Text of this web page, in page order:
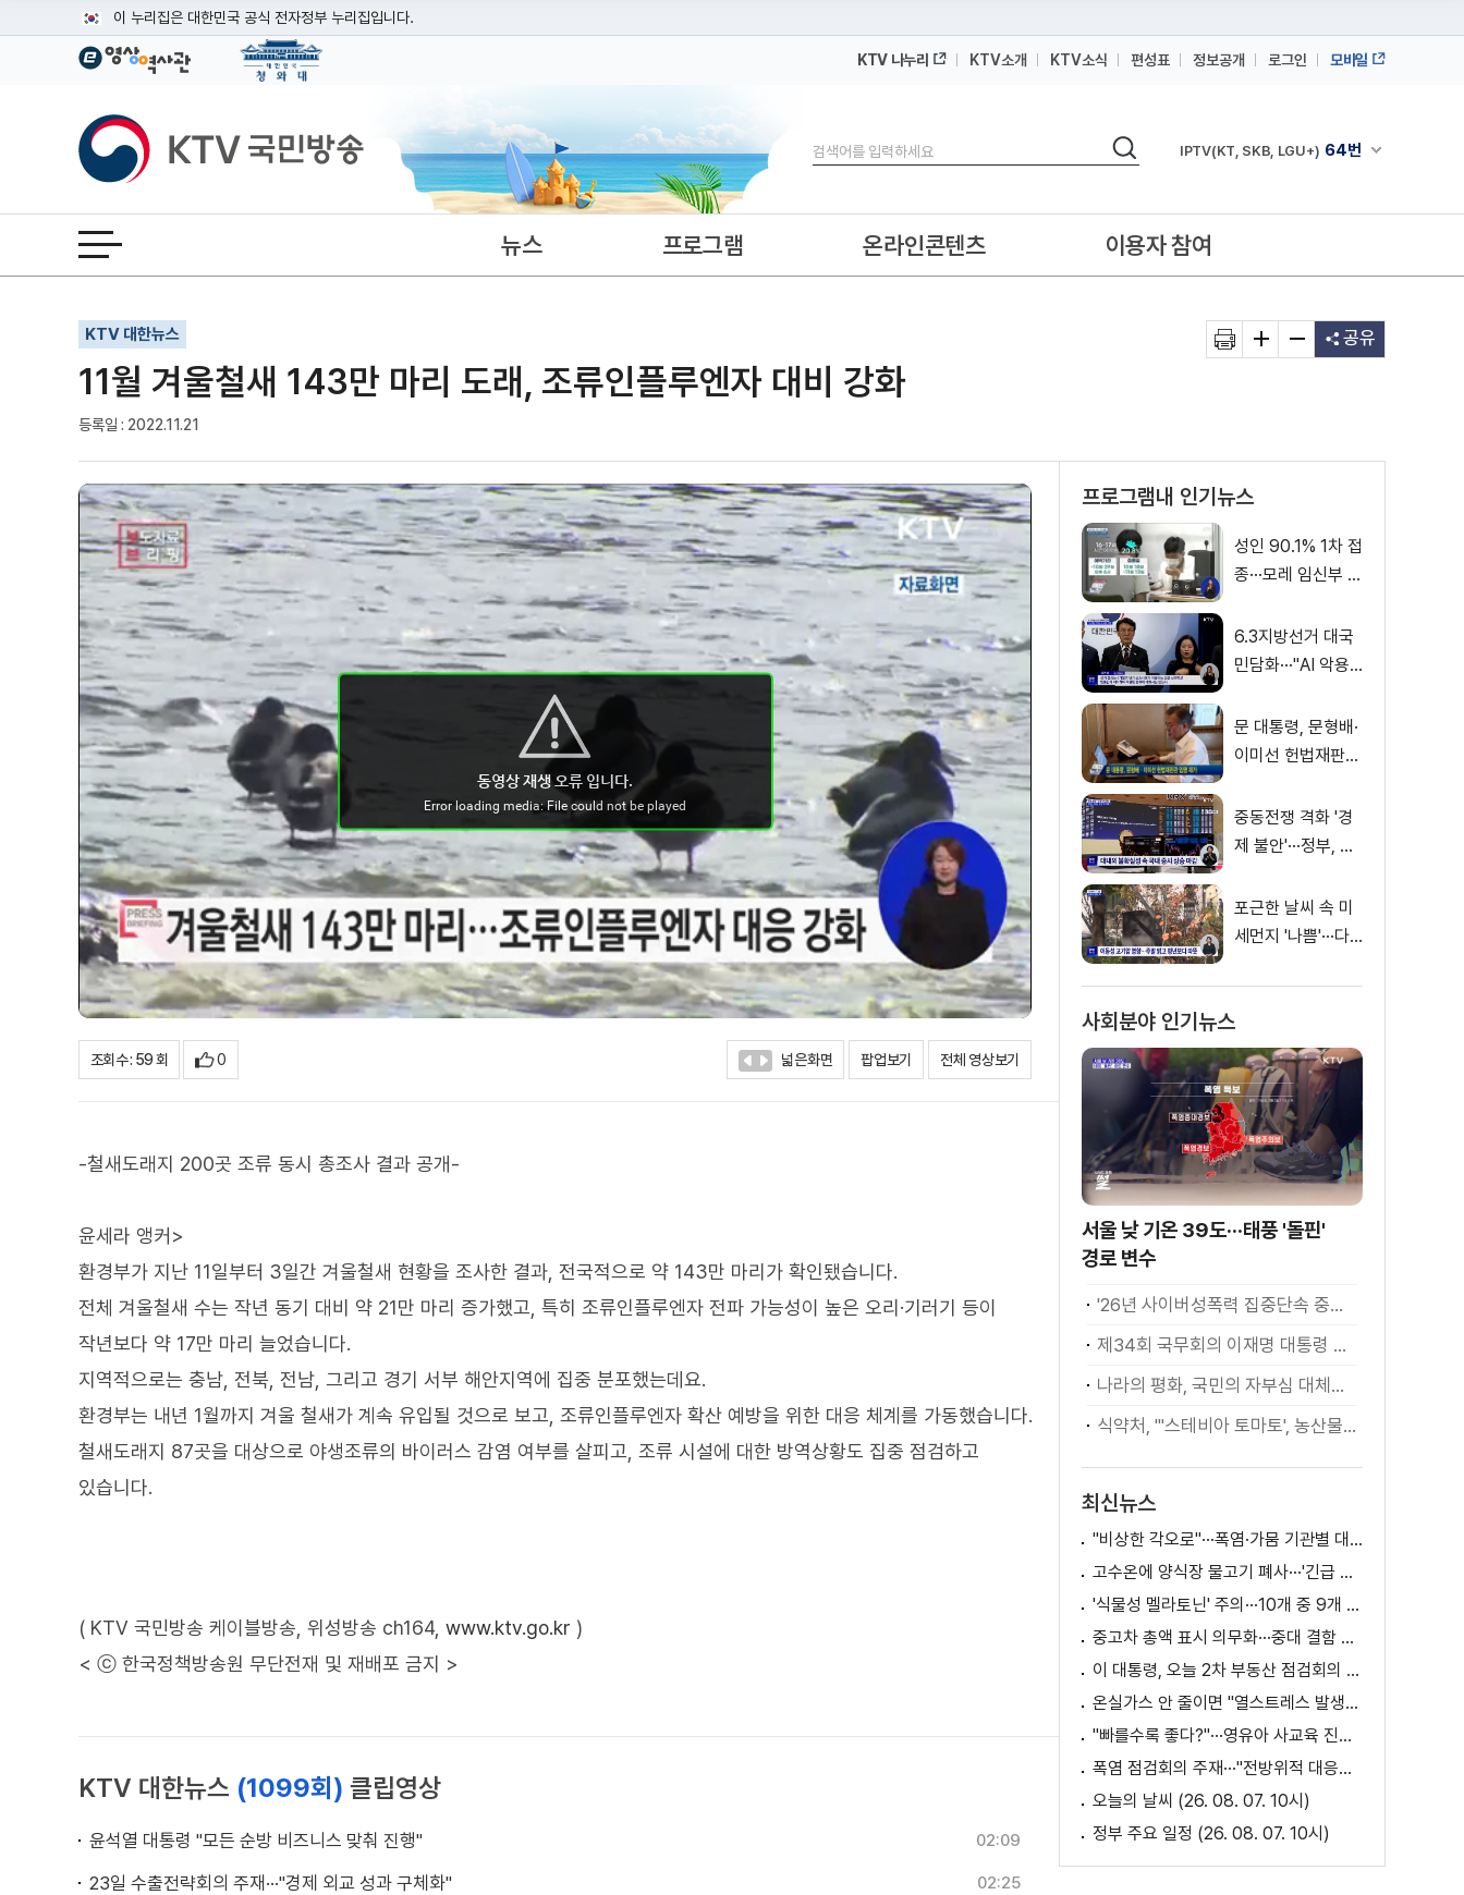
이 누리집은 대한민국 공식 전자정부 누리집입니다.
공식 누리집 주소 확인하기
이밖에 or.kr 또는 .kr등 다른 도메인 주소를 사용하고 있다면 아래 URL에서 도메인 주소를 확인해 보세요
운영중인 공식 누리집보기
KTV 나누리 KTV소개 KTV소식 편성표 정보공개 로그인 모바일
KTV국민방송
검색
검색 채널안내 펼쳐
IPTV(KT, SKB, LGU+) 64번
IPTV(KT, SKB, LGU+)
전체메뉴 열기 뉴스 프로그램 온라인콘텐츠 이용자 참여
KTV 대한뉴스
11월 겨울철새 143만 마리 도래, 조류인플루엔자 대비 강화
등록일 : 2022.11.21
기사인쇄
글자확대
글자축소 공유
조회수 : 59 회 0 넓은화면 팝업보기 전체 영상보기
-철새도래지 200곳 조류 동시 총조사 결과 공개-
윤세라 앵커>
환경부가 지난 11일부터 3일간 겨울철새 현황을 조사한 결과, 전국적으로 약 143만 마리가 확인됐습니다.
전체 겨울철새 수는 작년 동기 대비 약 21만 마리 증가했고, 특히 조류인플루엔자 전파 가능성이 높은 오리·기러기 등이
작년보다 약 17만 마리 늘었습니다.
지역적으로는 충남, 전북, 전남, 그리고 경기 서부 해안지역에 집중 분포했는데요.
환경부는 내년 1월까지 겨울 철새가 계속 유입될 것으로 보고, 조류인플루엔자 확산 예방을 위한 대응 체계를 가동했습니다.
철새도래지 87곳을 대상으로 야생조류의 바이러스 감염 여부를 살피고, 조류 시설에 대한 방역상황도 집중 점검하고
있습니다.
( KTV 국민방송 케이블방송, 위성방송 ch164, www.ktv.go.kr )
< ⓒ 한국정책방송원 무단전재 및 재배포 금지 >
KTV 대한뉴스 (1099회) 클립영상
윤석열 대통령 "모든 순방 비즈니스 맞춰 진행" 02:09
23일 수출전략회의 주재···"경제 외교 성과 구체화" 02:25
프로그램내 인기뉴스
성인 90.1% 1차 접
종···모레 임신부 사
6.3지방선거 대국
민담화···"AI 악용
문 대통령, 문형배·
이미선 헌법재판관
중동전쟁 격화 '경
제 불안'···정부, 금
소화
포근한 날씨 속 미
세먼지 '나쁨'···다
사회분야 인기뉴스
서울 낮 기온 39도···태풍 '돌핀'
경로 변수
'26년 사이버성폭력 집중단속 중간성과 발표···향후 추진계획은?
제34회 국무회의 이재명 대통령 모두발언
나라의 평화, 국민의 자부심 대체불가 대한민국 이재명 대통령 모두말씀
식약처, "'스테비아 토마토', 농산물 아닌 가공식품"
최신뉴스
"비상한 각오로"···폭염·가뭄 기관별 대책은?
고수온에 양식장 물고기 폐사···'긴급 방류' 지원
'식물성 멜라토닌' 주의···10개 중 9개 처방 용량 초과
중고차 총액 표시 의무화···중대 결함 시 '계약 해제'
이 대통령, 오늘 2차 부동산 점검회의 주재
온실가스 안 줄이면 "열스트레스 발생일 29배 증가"
"빠를수록 좋다?"···영유아 사교육 진실과 해법은?
폭염 점검회의 주재···"전방위적 대응체계 가동"
오늘의 날씨 (26. 08. 07. 10시)
정부 주요 일정 (26. 08. 07. 10시)